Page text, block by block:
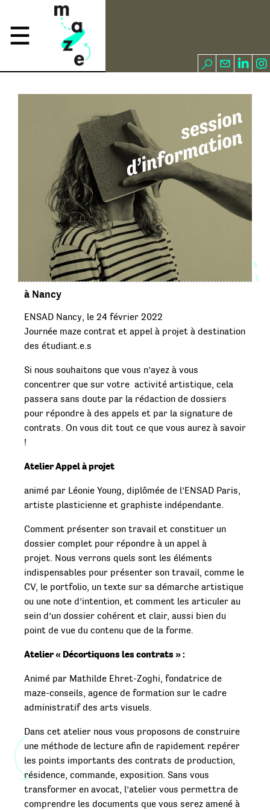
à Nancy
ENSAD Nancy, le 24 février 2022
Journée maze contrat et appel à projet à destination
des étudiant.e.s
Si nous souhaitons que vous n’ayez à vous
concentrer que sur votre activité artistique, cela
passera sans doute par la rédaction de dossiers
pour répondre à des appels et par la signature de
contrats. On vous dit tout ce que vous aurez à savoir
!
Atelier Appel à projet
animé par Léonie Young, diplômée de l’ENSAD Paris,
artiste plasticienne et graphiste indépendante.
Comment présenter son travail et constituer un
dossier complet pour répondre à un appel à
projet. Nous verrons quels sont les éléments
indispensables pour présenter son travail, comme le
CV, le portfolio, un texte sur sa démarche artistique
ou une note d’intention, et comment les articuler au
sein d’un dossier cohérent et clair, aussi bien du
point de vue du contenu que de la forme.
Atelier « Décortiquons les contrats » :
Animé par Mathilde Ehret-Zoghi, fondatrice de
maze-conseils, agence de formation sur le cadre
administratif des arts visuels.
Dans cet atelier nous vous proposons de construire
une méthode de lecture afin de rapidement repérer
les points importants des contrats de production,
résidence, commande, exposition. Sans vous
transformer en avocat, l’atelier vous permettra de
comprendre les documents que vous serez amené à